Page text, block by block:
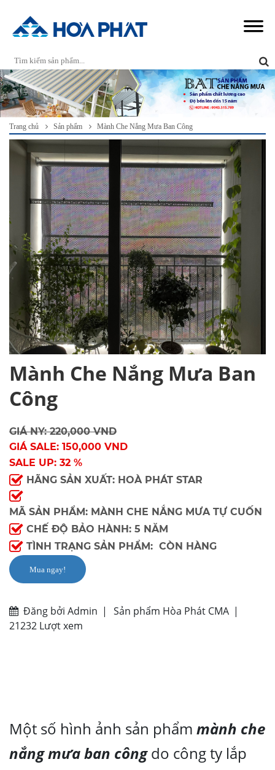
Trang chủ Sản phẩm Mành Che Nắng Mưa Ban Công
Mành Che Nắng Mưa Ban
Công
GIÁ NY: 220,000 VND
GIÁ SALE: 150,000 VND
SALE UP: 32 %
HÃNG SẢN XUẤT: HOÀ PHÁT STAR
MÃ SẢN PHẨM: MÀNH CHE NẮNG MƯA TỰ CUỐN
CHẾ ĐỘ BẢO HÀNH: 5 NĂM
TÌNH TRẠNG SẢN PHẨM: CÒN HÀNG
Mua ngay!
Đăng bởi Admin | Sản phẩm Hòa Phát CMA |
21232 Lượt xem
Một số hình ảnh sản phẩm mành che
nắng mưa ban côngdo công ty lắp